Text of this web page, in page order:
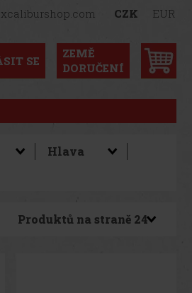
CZK EUR
SE
ZEMĚ
DORUČENÍ
Produktů na straně